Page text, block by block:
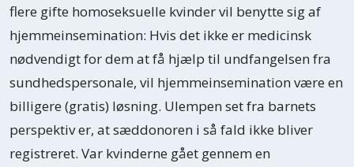
flere gifte homoseksuelle kvinder vil benytte sig af
hjemmeinsemination: Hvis det ikke er medicinsk
nødvendigt for dem at få hjælp til undfangelsen fra
sundhedspersonale, vil hjemmeinsemination være en
billigere (gratis) løsning. Ulempen set fra barnets
perspektiv er, at sæddonoren i så fald ikke bliver
registreret. Var kvinderne gået gennem en